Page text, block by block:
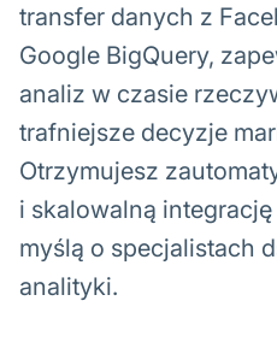
transfer danych z
Google BigQuery,
analiz w czasie
trafniejsze decyzje
Otrzymujesz
i skalowalną
myślą o specjalistach
analityki.